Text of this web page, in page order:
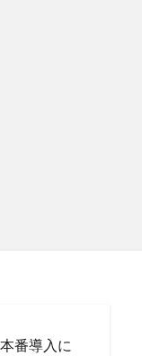
番導入に